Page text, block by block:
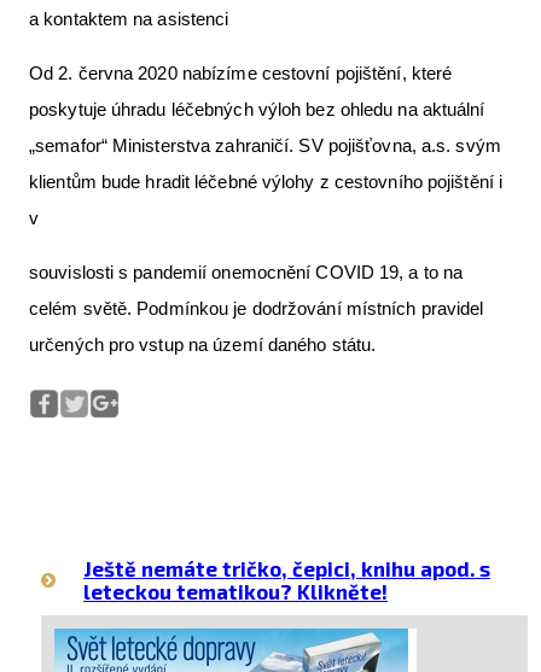
a kontaktem na asistenci
Od 2. června 2020 nabízíme cestovní pojištění, které
poskytuje úhradu léčebných výloh bez ohledu na aktuální
„semafor“ Ministerstva zahraničí. SV pojišťovna, a.s. svým
klientům bude hradit léčebné výlohy z cestovního pojištění i
v
souvislosti s pandemií onemocnění COVID 19, a to na
celém světě. Podmínkou je dodržování místních pravidel
určených pro vstup na území daného státu.
Ještě nemáte tričko, čepici, knihu apod. s
leteckou tematikou? Klikněte!